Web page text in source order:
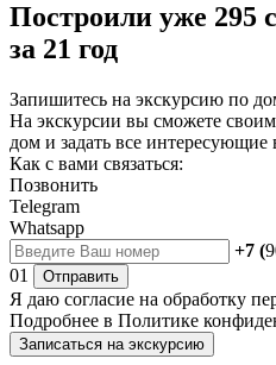
Построили уже 295
за 21 год
Запишитесь на экскурсию по
На экскурсии вы сможете
дом и задать все интересующие
Как с вами связаться:
Позвонить
Telegram
Whatsapp
+7 (
01
Отправить
Я даю согласие на обработку
Подробнее в Политике
Записаться на экскурсию